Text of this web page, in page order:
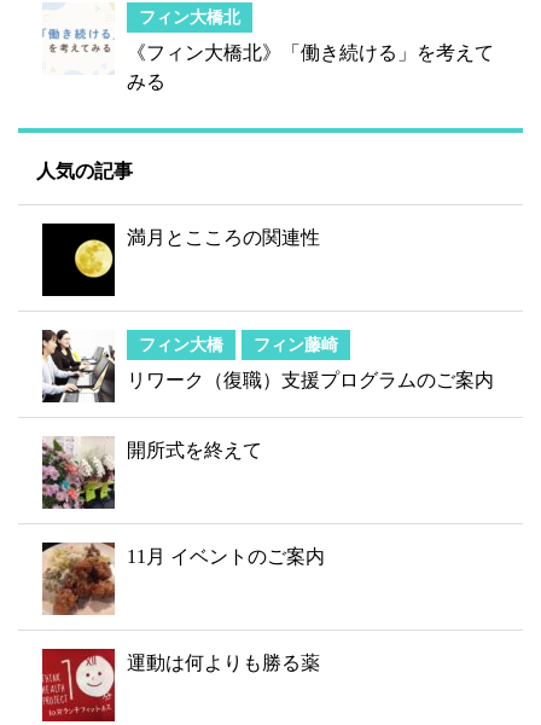
フィン大橋北
《フィン大橋北》「働き続ける」を考えて
みる
人気の記事
満月とこころの関連性
フィン大橋 フィン藤崎
リワーク（復職）支援プログラムのご案内
開所式を終えて
11月 イベントのご案内
運動は何よりも勝る薬